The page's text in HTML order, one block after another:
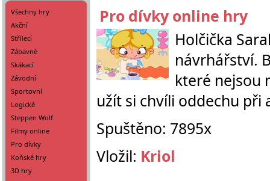
Všechny hry
Akční
Střílecí
Zábavné
Skákací
Závodní
Sportovní
Logické
Steppen Wolf
Filmy online
Pro dívky
Koňské hry
3D hry
Pro dívky online hry
Holčička
návrhářství.
které nejsou
užít si chvíli oddechu při
Spuštěno: 7895x
Vložil: Kriol